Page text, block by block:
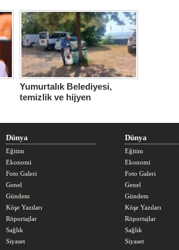
Yumurtalık Belediyesi,
temizlik ve hijyen
Dünya
Eğitim
Ekonomi
Foto Galeri
Genel
Gündem
Köşe Yazıları
Röportajlar
Sağlık
Siyaset
Dünya
Eğitim
Ekonomi
Foto Galeri
Genel
Gündem
Köşe Yazıları
Röportajlar
Sağlık
Siyaset